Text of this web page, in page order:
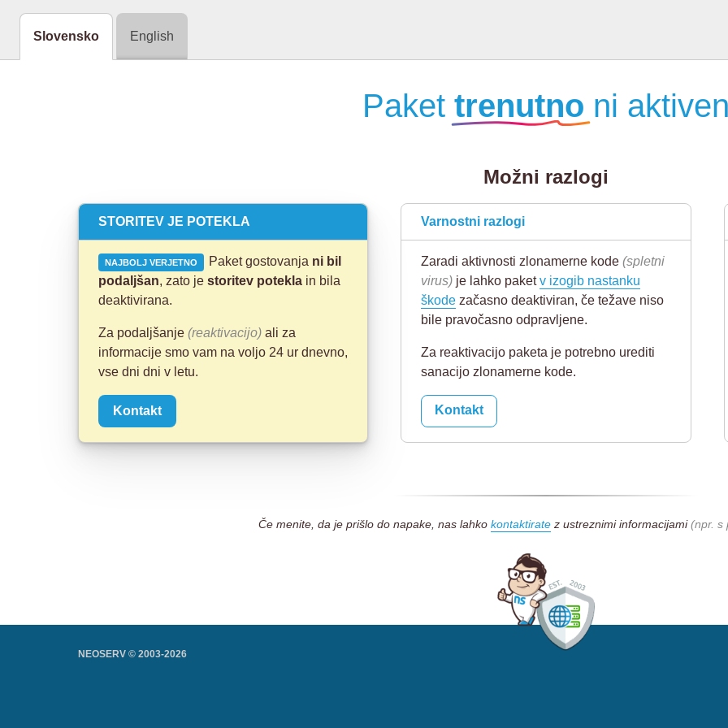
Slovensko English
Paket trenutno ni aktiven
Možni razlogi
STORITEV JE POTEKLA
NAJBOLJ VERJETNO Paket gostovanja ni bil
podaljšan, zato je storitev potekla in bila
deaktivirana.
Za podaljšanje (reaktivacijo) ali za
informacije smo vam na voljo 24 ur dnevno,
vse dni dni v letu.
Kontakt
Varnostni razlogi
Zaradi aktivnosti zlonamerne kode(spletni
virus) je lahko paketv izogib nastanku
škode začasno deaktiviran, če težave niso
bile pravočasno odpravljene.
Za reaktivacijo paketa je potrebno urediti
sanacijo zlonamerne kode.
Kontakt
Če menite, da je prišlo do napake, nas lahko kontaktiratez ustreznimi informacijami(npr. s
NEOSERV © 2003-2026